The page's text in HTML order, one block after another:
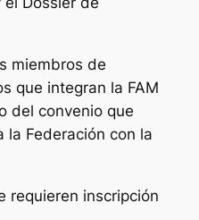
miembros de
que integran la FAM
del convenio que
Federación con la
requieren inscripción